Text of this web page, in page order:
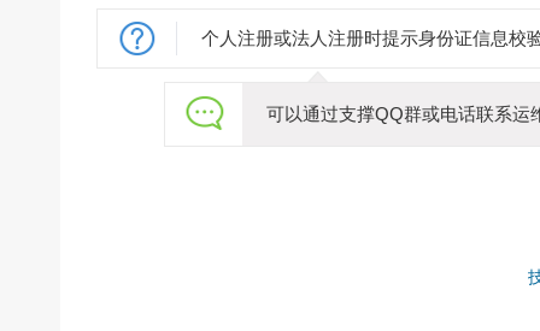
个人注册或法人注册时提示身份证信息校
可以通过支撑QQ群或电话联系运